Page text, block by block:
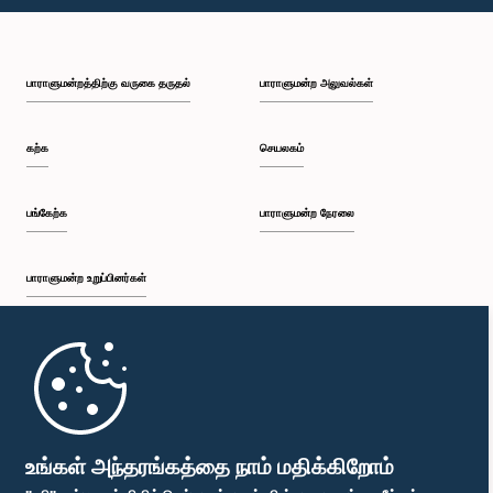
உங்கள் அந்தரங்கத்தை நாம் மதிக்கிறோம்
பி.ப. 1:23 - பி.ப. 1:31
பி.ப. 1:33 - பி.ப. 1:43
பி.ப. 1:48 - பி.ப. 1:58
பாராளுமன்றத்திற்கு வருகை தருதல்
கற்க
பங்கேற்க
பாராளுமன்ற உறுப்பினர்கள்
முதற்பக்கம்
பாராளுமன்ற அலுவல்கள்
செயலகம்
பாராளுமன்ற நேரலை
பாராளுமன்ற கையடக்க செயலி